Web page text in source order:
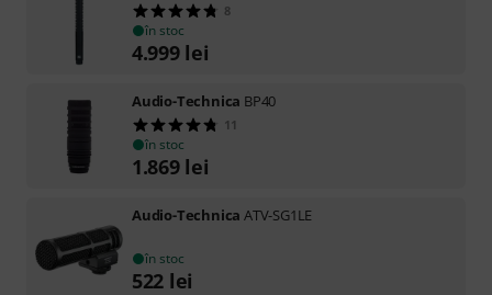
8
în stoc
4.999 lei
Audio-Technica BP40
11
în stoc
1.869 lei
Audio-Technica ATV-SG1LE
în stoc
522 lei